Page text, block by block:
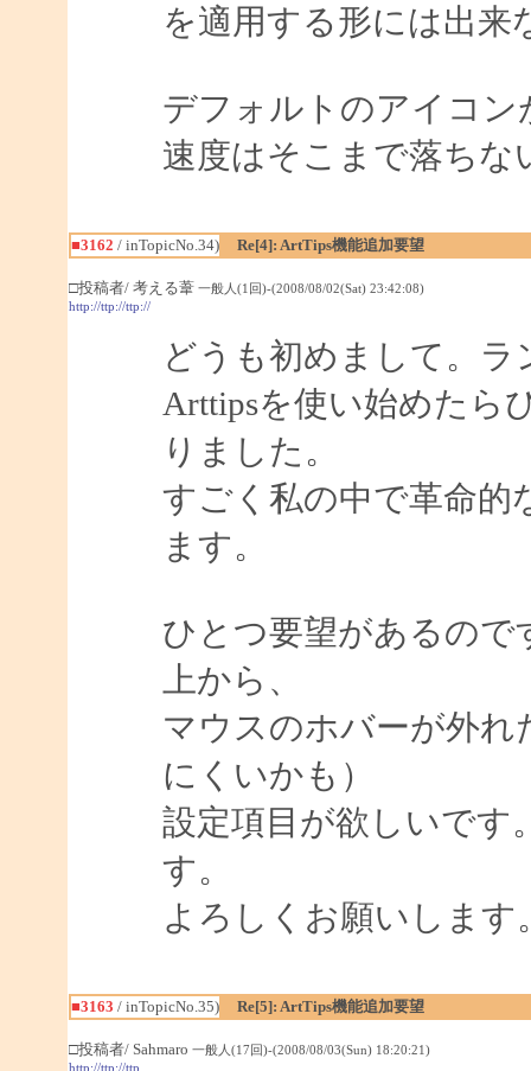
を適用する形には出来
デフォルトのアイコ
速度はそこまで落ち
■3162 / inTopicNo.34) Re[4]: ArtTips機能追加要望
□投稿者/ 考える葦 一般人(1回)-(2008/08/02(Sat) 23:42:08)
http://ttp://ttp://
どうも初めまして。
Arttipsを使い始めたら
りました。
すごく私の中で革命的
ます。
ひとつ要望があるの
上から、
マウスのホバーが外
にくいかも）
設定項目が欲しいです
す。
よろしくお願いします
■3163 / inTopicNo.35) Re[5]: ArtTips機能追加要望
□投稿者/ Sahmaro 一般人(17回)-(2008/08/03(Sun) 18:20:21)
http://ttp://ttp